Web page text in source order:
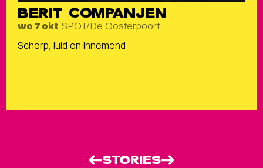
BERIT COMPANJEN
wo 7 okt SPOT/De Oosterpoort
Scherp, luid en innemend
STORIES